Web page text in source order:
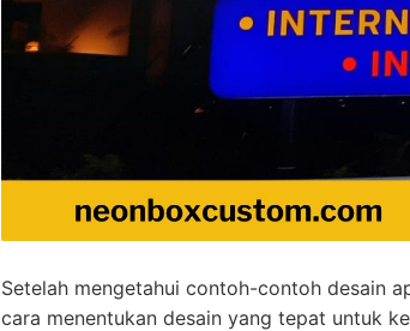
Setelah mengetahui contoh-contoh desain
cara menentukan desain yang tepat untuk